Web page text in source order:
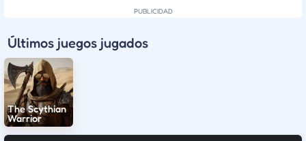
Últimos juegos jugados
The Scythian
Warrior